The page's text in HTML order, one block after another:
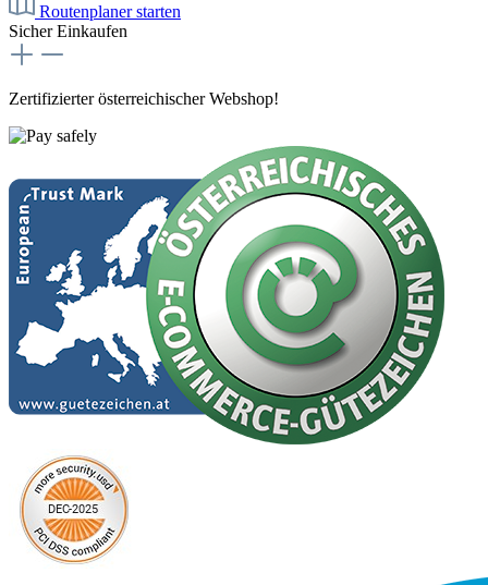
Routenplaner starten
Sicher Einkaufen
Zertifizierter österreichischer Webshop!